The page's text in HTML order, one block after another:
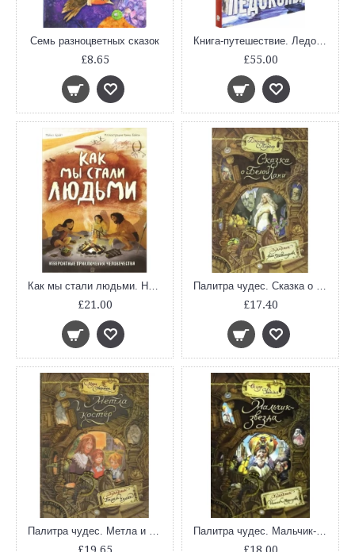
Семь разноцветных сказок
£8.65
Книга-путешествие. Ледоколы. Покорение Арктики
£55.00
Как мы стали людьми. Невероятные приключения человечества
£21.00
Палитра чудес. Сказка о Белой Лани
£17.40
Палитра чудес. Метла и костер Палитра чудес. Мальчик-звезда